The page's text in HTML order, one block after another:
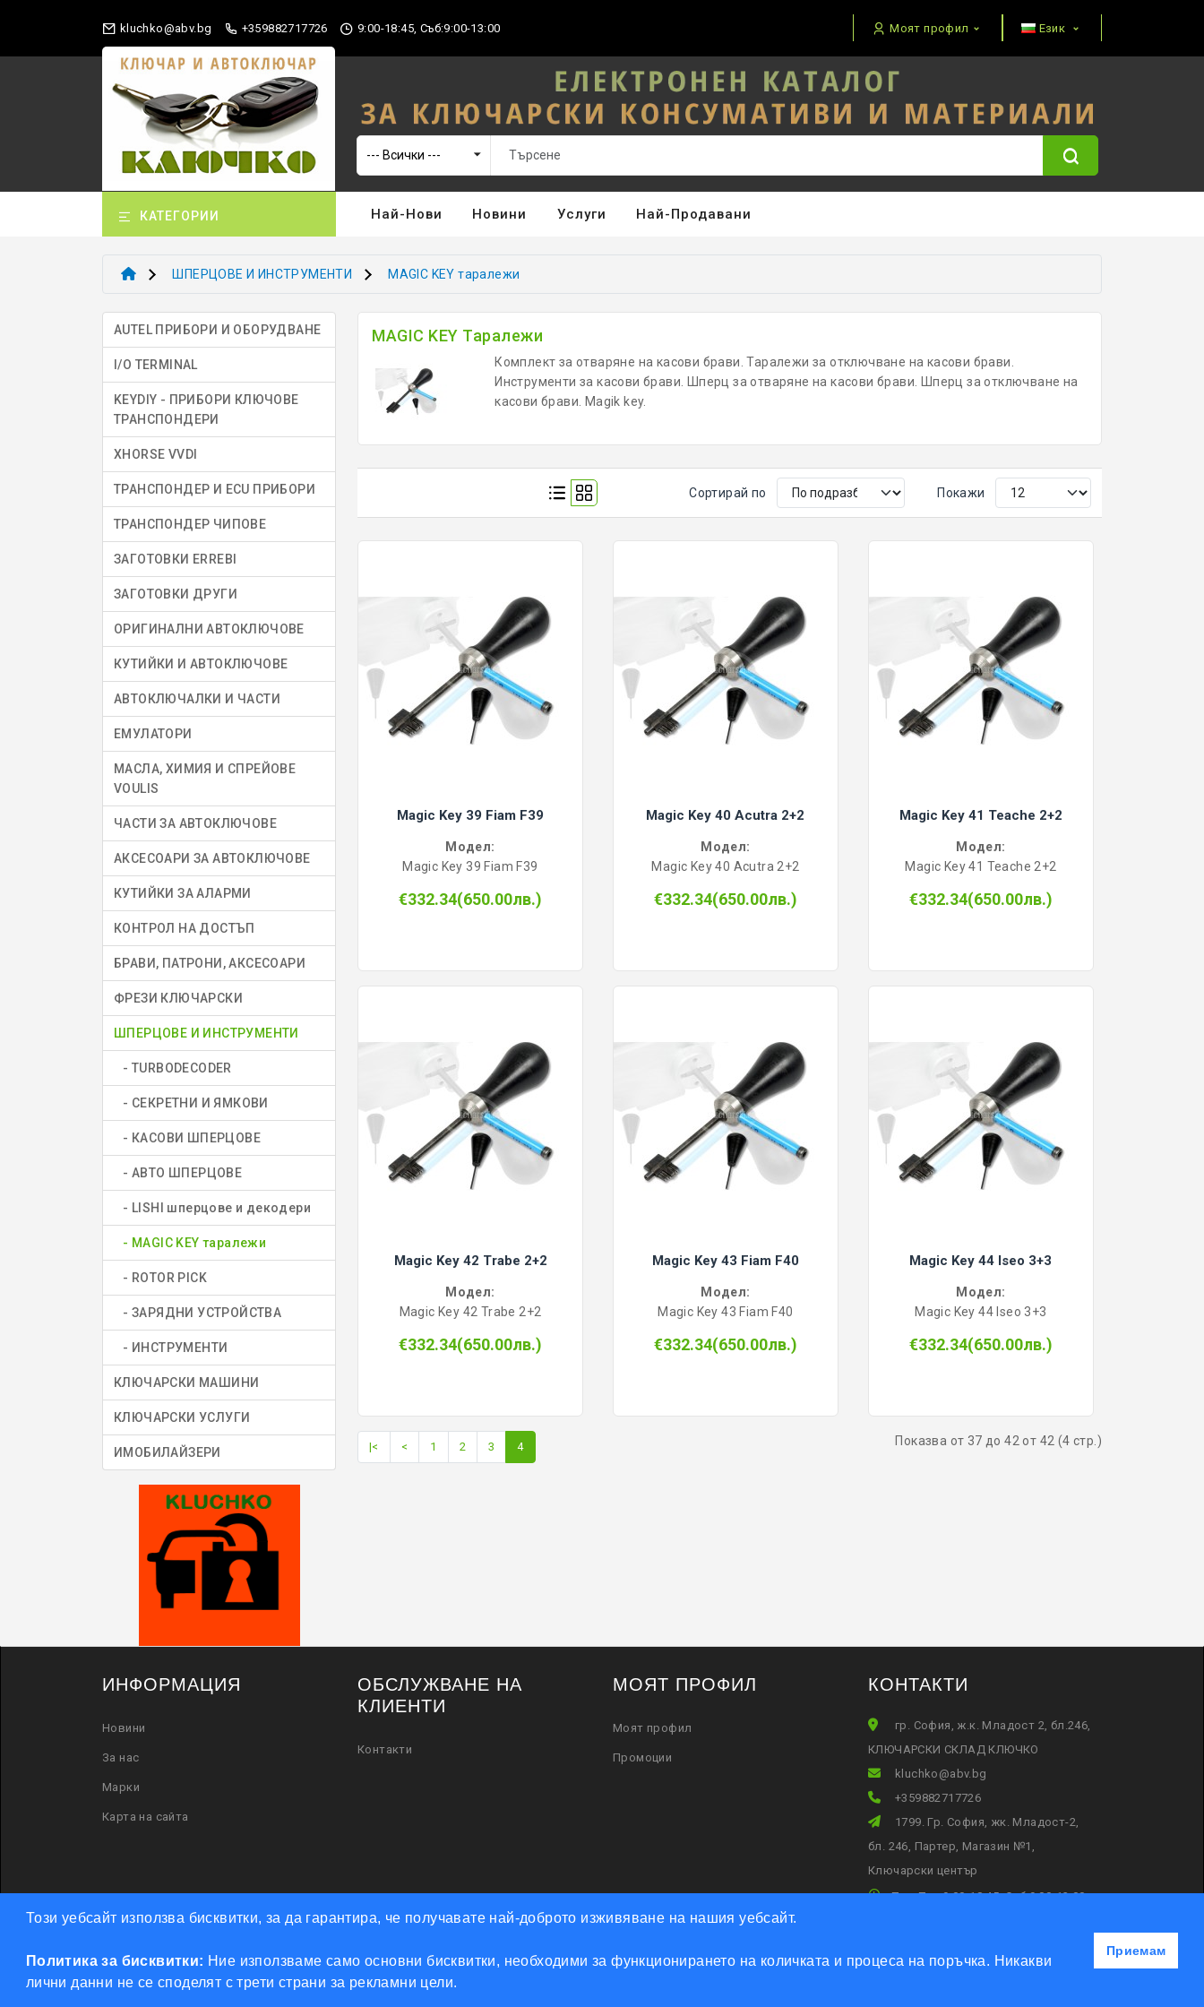
Този уебсайт използва бисквитки, за да гарантира, че получавате най-доброто изживяване на нашия уебсайт.
Политика за бисквитки: Ние използваме само основни бисквитки, необходими за функционирането на количката и процеса на поръчка. Никакви
лични данни не се споделят с трети страни за рекламни цели.
Приемам
gb.vba@okhculk +359882717726 9:00-18:45, Съб:9:00-13:00 Моят профил Език
КАТЕГОРИИ Най-Нови Новини Услуги Най-Продавани
ШПЕРЦОВЕ И ИНСТРУМЕНТИ MAGIC KEY таралежи
AUTEL ПРИБОРИ И ОБОРУДВАНЕ
I/O TERMINAL
KEYDIY - ПРИБОРИ КЛЮЧОВЕ
ТРАНСПОНДЕРИ
XHORSE VVDI
ТРАНСПОНДЕР И ECU ПРИБОРИ
ТРАНСПОНДЕР ЧИПОВЕ
ЗАГОТОВКИ ERREBI
ЗАГОТОВКИ ДРУГИ
ОРИГИНАЛНИ АВТОКЛЮЧОВЕ
КУТИЙКИ И АВТОКЛЮЧОВЕ
АВТОКЛЮЧАЛКИ И ЧАСТИ
ЕМУЛАТОРИ
МАСЛА, ХИМИЯ И СПРЕЙОВЕ
VOULIS
ЧАСТИ ЗА АВТОКЛЮЧОВЕ
АКСЕСОАРИ ЗА АВТОКЛЮЧОВЕ
КУТИЙКИ ЗА АЛАРМИ
КОНТРОЛ НА ДОСТЪП
БРАВИ, ПАТРОНИ, АКСЕСОАРИ
ФРЕЗИ КЛЮЧАРСКИ
ШПЕРЦОВЕ И ИНСТРУМЕНТИ
- TURBODECODER
- СЕКРЕТНИ И ЯМКОВИ
- КАСОВИ ШПЕРЦОВЕ
- АВТО ШПЕРЦОВЕ
- LISHI шперцове и декодери
- MAGIC KEY таралежи
- ROTOR PICK
- ЗАРЯДНИ УСТРОЙСТВА
- ИНСТРУМЕНТИ
КЛЮЧАРСКИ МАШИНИ
КЛЮЧАРСКИ УСЛУГИ
ИМОБИЛАЙЗЕРИ
MAGIC KEY Таралежи
Комплект за отваряне на касови брави. Таралежи за отключване на касови брави.
Инструменти за касови брави. Шперц за отваряне на касови брави. Шперц за отключване на
касови брави. Magik key.
Сортирай по Покажи
Magic Key 39 Fiam F39
Модел:
Magic Key 39 Fiam F39
€332.34(650.00лв.)
Magic Key 40 Acutra 2+2
Модел:
Magic Key 40 Acutra 2+2
€332.34(650.00лв.)
Magic Key 41 Teache 2+2
Модел:
Magic Key 41 Teache 2+2
€332.34(650.00лв.)
Magic Key 42 Trabe 2+2
Модел:
Magic Key 42 Trabe 2+2
€332.34(650.00лв.)
Magic Key 43 Fiam F40
Модел:
Magic Key 43 Fiam F40
€332.34(650.00лв.)
Magic Key 44 Iseo 3+3
Модел:
Magic Key 44 Iseo 3+3
€332.34(650.00лв.)
|< < 1 2 3 4 Показва от 37 до 42 от 42 (4 стр.)
ИНФОРМАЦИЯ
Новини
За нас
Марки
Карта на сайта
ОБСЛУЖВАНЕ НА
КЛИЕНТИ
Контакти
МОЯТ ПРОФИЛ
Моят профил
Промоции
КОНТАКТИ
гр. София, ж.к. Младост 2, бл.246,
КЛЮЧАРСКИ СКЛАД КЛЮЧКО
gb.vba@okhculk
+359882717726
1799. Гр. София, жк. Младост-2,
бл. 246, Партер, Магазин №1,
Ключарски център
Пон-Пет 9:00-18:45, Съб:9:00-13:00
Powered by Accento theme